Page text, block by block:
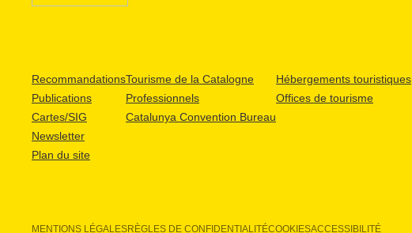
Recommandations
Publications
Cartes/SIG
Newsletter
Plan du site
Tourisme de la Catalogne
Professionnels
Catalunya Convention Bureau
Hébergements touristiques
Offices de tourisme
MENTIONS LÉGALESRÈGLES DE CONFIDENTIALITÉCOOKIESACCESSIBILITÉ